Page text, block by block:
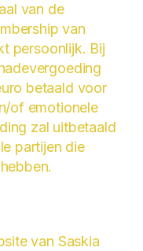
van de
van
persoonlijk. Bij
betaald voor
of emotionele
zal uitbetaald
partijen die
van Saskia